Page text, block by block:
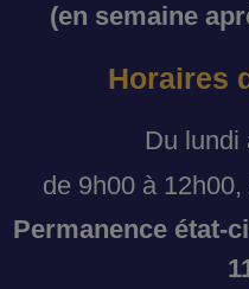
(en semaine
Horaires
Du lundi
de 9h00 à
Permanence état-